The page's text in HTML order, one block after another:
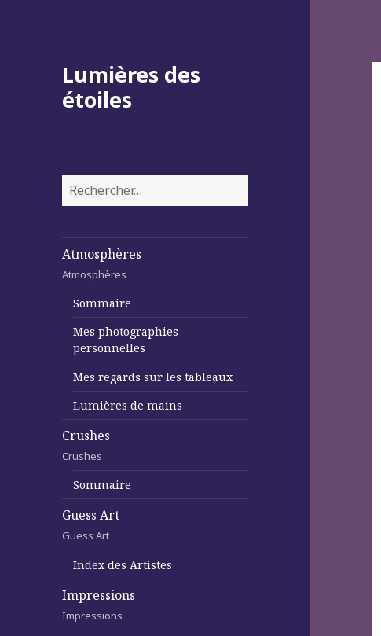
Lumières des
étoiles
Rechercher :
Atmosphères
Atmosphères
Sommaire
Mes photographies
personnelles
Mes regards sur les tableaux
Lumières de mains
Crushes
Crushes
Sommaire
Guess Art
Guess Art
Index des Artistes
Impressions
Impressions